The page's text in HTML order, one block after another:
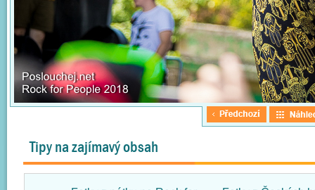
Tipy na zajímavý obsah